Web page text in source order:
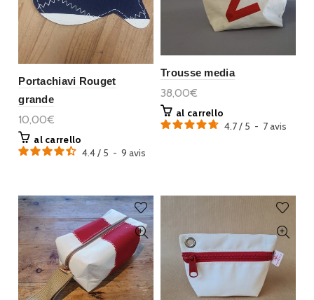
Portachiavi Rouget
grande
10,00€
al carrello
4.4/ 5 - 9avis
Trousse media
38,00€
al carrello
4.7/ 5 - 7avis